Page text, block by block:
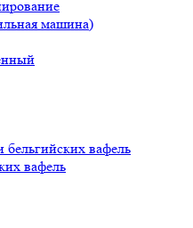
машина)
вафель
вафель